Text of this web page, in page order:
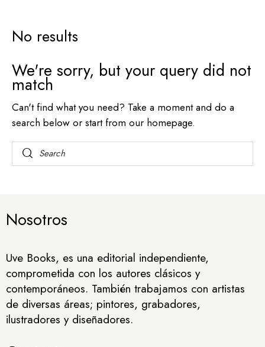
No results
We're sorry, but your query did not
match
Can't find what you need? Take a moment and do a
search below or start from our homepage.
Nosotros
Uve Books, es una editorial independiente,
comprometida con los autores clásicos y
contemporáneos. También trabajamos con artistas
de diversas áreas; pintores, grabadores,
ilustradores y diseñadores.